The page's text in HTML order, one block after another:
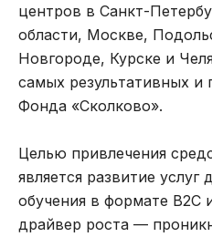
центров в Санкт-
области, Москве,
Новгороде, Курске и
самых результативных
Фонда «Сколково».
Целью привлечения
является развитие услуг
обучения в формате B2C
драйвер роста —